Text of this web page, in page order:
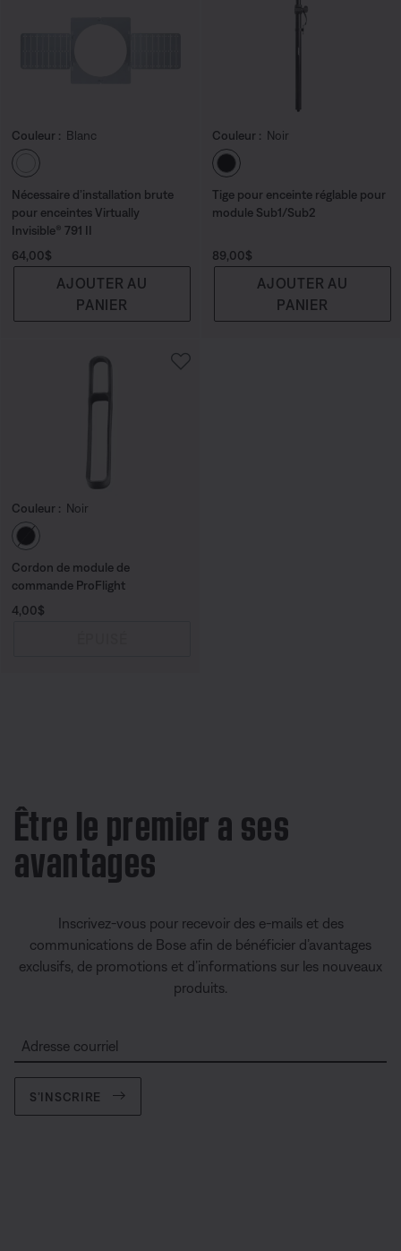
Couleur : Blanc
Choisissez la couleur
Nécessaire d’installation brute
pour enceintes Virtually
Invisible® 791 II
Prix :
64,00$
AJOUTER AU
PANIER
Couleur : Noir
Choisissez la
Tige pour enceinte réglable pour
module Sub1/Sub2
Prix :
89,00$
AJOUTER AU
PANIER
Couleur : Noir
Choisissez la couleur
Cordon de module de
commande ProFlight
Prix :
4,00$
Être le premier a ses
avantages
Inscrivez-vous pour recevoir des e-mails et des
communications de Bose afin de bénéficier d’avantages
exclusifs, de promotions et d’informations sur les nouveaux
produits.
Adresse courriel
S’INSCRIRE